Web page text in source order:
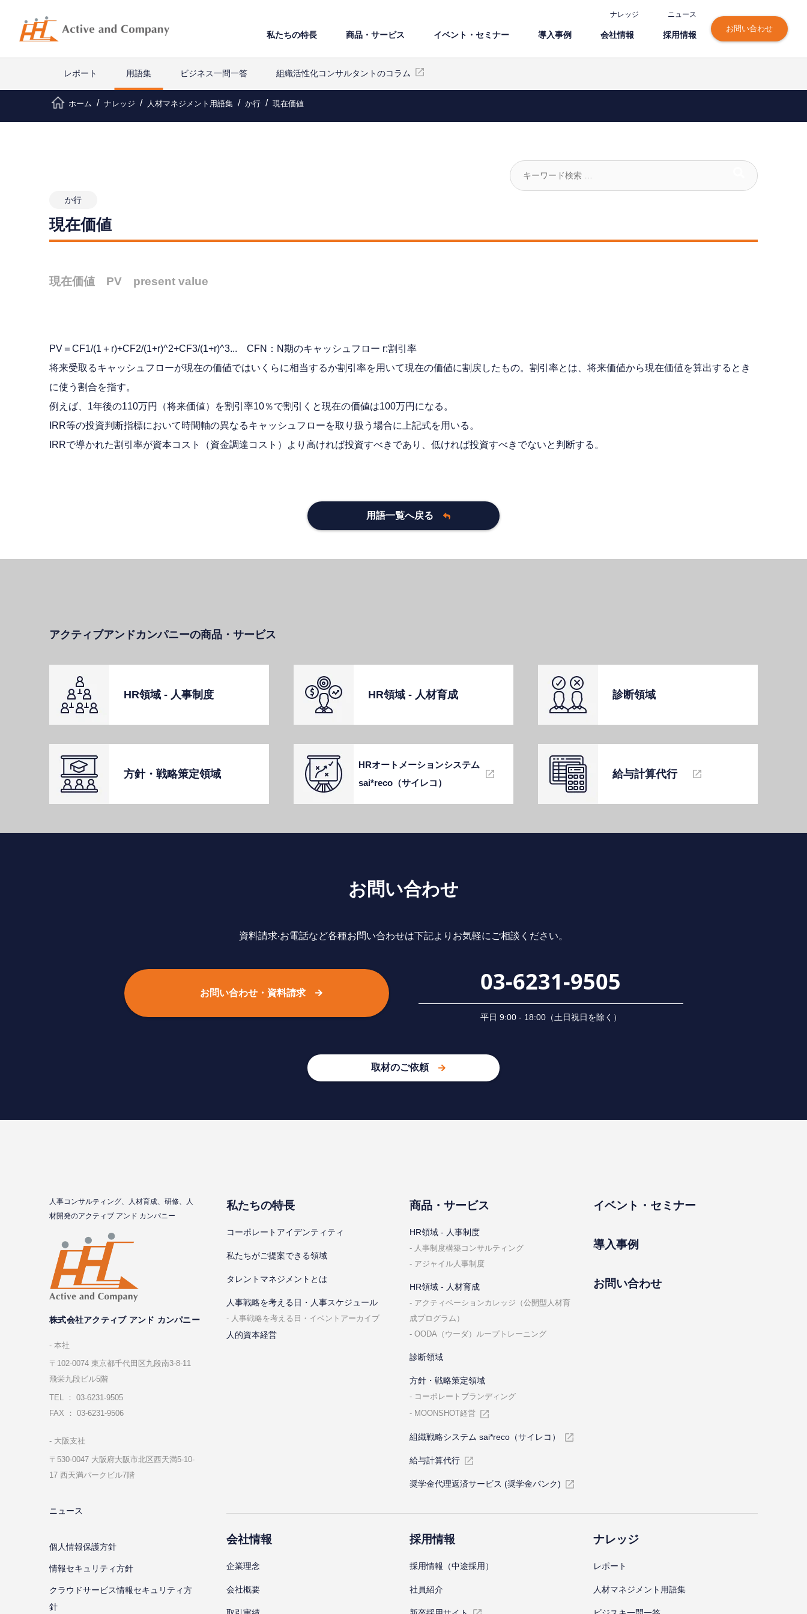
ナレッジ ニュース
私たちの特⻑ 商品・サービス イベント・セミナー 導⼊事例 会社情報 採⽤情報
お問い合わせ
レポート 用語集 ビジネス一問一答 組織活性化コンサルタントのコラム
ホーム ナレッジ 人材マネジメント用語集 か行 現在価値
か行
現在価値
現在価値 PV present value
PV＝CF1/(1＋r)+CF2/(1+r)^2+CF3/(1+r)^3... CFN：N期のキャッシュフロー r:割引率
将来受取るキャッシュフローが現在の価値ではいくらに相当するか割引率を用いて現在の価値に割戻したもの。割引率とは、将来価値から現在価値を算出するとき
に使う割合を指す。
例えば、1年後の110万円（将来価値）を割引率10％で割引くと現在の価値は100万円になる。
IRR等の投資判断指標において時間軸の異なるキャッシュフローを取り扱う場合に上記式を用いる。
IRRで導かれた割引率が資本コスト（資金調達コスト）より高ければ投資すべきであり、低ければ投資すべきでないと判断する。
用語一覧へ戻る
アクティブアンドカンパニーの商品・サービス
HR領域 - ⼈事制度 HR領域 - ⼈材育成 診断領域
⽅針・戦略策定領域
HRオートメーションシステム
sai*reco（サイレコ）
給与計算代⾏
お問い合わせ
資料請求‧お電話など各種お問い合わせは下記よりお気軽にご相談ください。
お問い合わせ・資料請求 03-6231-9505
平⽇ 9:00 - 18:00（⼟⽇祝⽇を除く）
取材のご依頼
⼈事コンサルティング、⼈材育成、研修、⼈
材開発のアクティブ アンド カンパニー
株式会社アクティブ アンド カンパニー
本社
〒102-0074 東京都千代⽥区九段南3-8-11
飛栄九段ビル5階
TEL ： 03-6231-9505
FAX ： 03-6231-9506
⼤阪⽀社
〒530-0047 ⼤阪府⼤阪市北区⻄天満5-10-
17 ⻄天満パークビル7階
ニュース
個⼈情報保護⽅針
情報セキュリティ⽅針
クラウドサービス情報セキュリティ方
針
私たちの特⻑
コーポレートアイデンティティ
私たちがご提案できる領域
タレントマネジメントとは
⼈事戦略を考える⽇・⼈事スケジュール
⼈事戦略を考える⽇・イベントアーカイブ
人的資本経営
商品・サービス
HR領域 - ⼈事制度
⼈事制度構築コンサルティング
アジャイル⼈事制度
HR領域 - ⼈材育成
アクティベーションカレッジ（公開型⼈材育
成プログラム）
OODA（ウーダ）ループトレーニング
診断領域
⽅針・戦略策定領域
コーポレートブランディング
MOONSHOT経営
組織戦略システム sai*reco（サイレコ）
給与計算代⾏
奨学金代理返済サービス (奨学金バンク)
イベント・セミナー
導⼊事例
お問い合わせ
会社情報
企業理念
会社概要
採⽤情報
採⽤情報（中途採⽤）
社員紹介
ナレッジ
レポート
⼈材マネジメント⽤語集